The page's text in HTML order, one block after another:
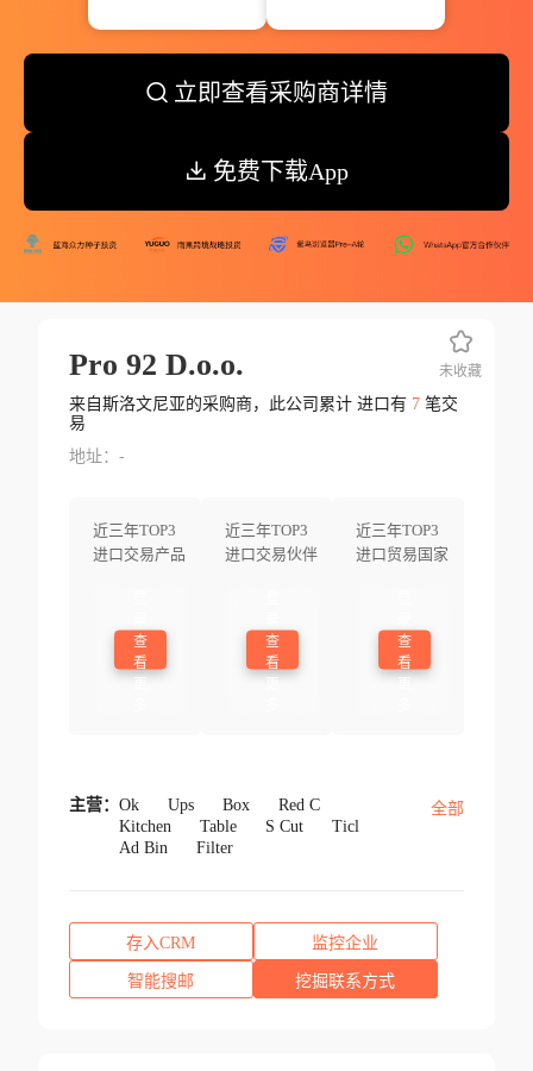
立即查看采购商详情
免费下载App
Pro 92 D.o.o.
来自斯洛文尼亚的采购商，此公司累计 进口有 7笔交
易
地址：-
近三年TOP3
进口交易产品
查
看
近三年TOP3
进口交易伙伴
查
看
近三年TOP3
进口贸易国家
查
看
未收藏
主营： Ok Ups Box
Red C
Kitchen
Table S Cut
Ticl
Ad Bin
Filter
全部
存入CRM 监控企业
智能搜邮 挖掘联系方式